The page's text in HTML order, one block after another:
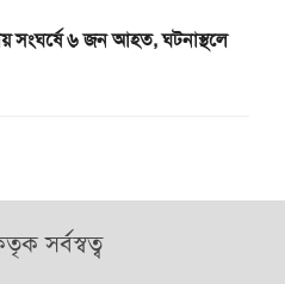
সংঘর্ষে ৬ জন আহত, ঘটনাস্থলে
সর্বস্বত্ব